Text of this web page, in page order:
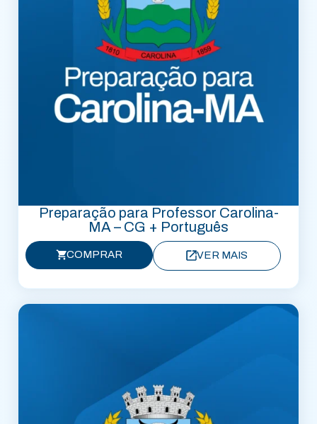
Preparação para Professor Carolina-
MA – CG + Português
COMPRAR VER MAIS